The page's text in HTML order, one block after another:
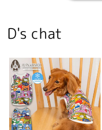
D's chat